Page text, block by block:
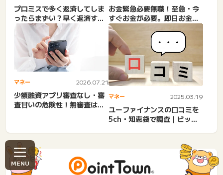
プロミスで多く返済してしま
ったらまずい？早く返済する
方法！返済日より前に返済
多...
お金緊急必要無職！至急・今
すぐお金が必要。即日お金貸
します。お金ない助けて。
収...
マネー 2026.07.21
少額融資アプリ審査なし・審
査甘いの危険性！無審査は違
マネー 2025.03.19
ユーファイナンスの口コミを
5ch・知恵袋で調査｜ビッグ